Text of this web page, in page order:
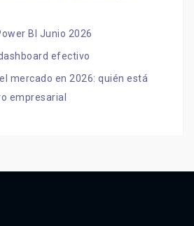
BI Junio 2026
efectivo
mercado en 2026: quién está
empresarial